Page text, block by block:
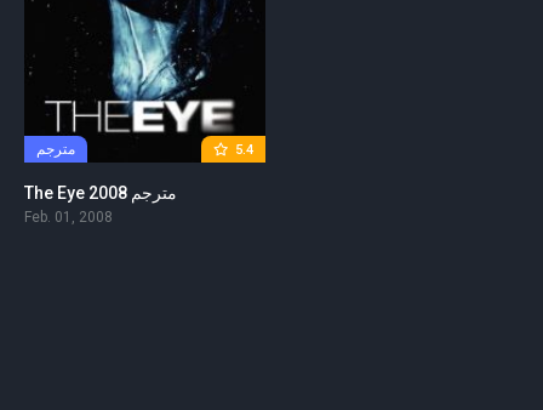
5.4 مترجم
The Eye 2008 مترجم
Feb. 01, 2008